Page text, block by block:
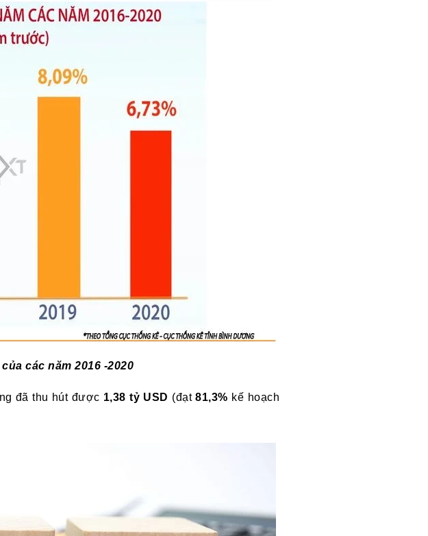
các năm 2016 -2020
đã thu hút được 1,38 tỷ USD (đạt81,3% kế hoạch